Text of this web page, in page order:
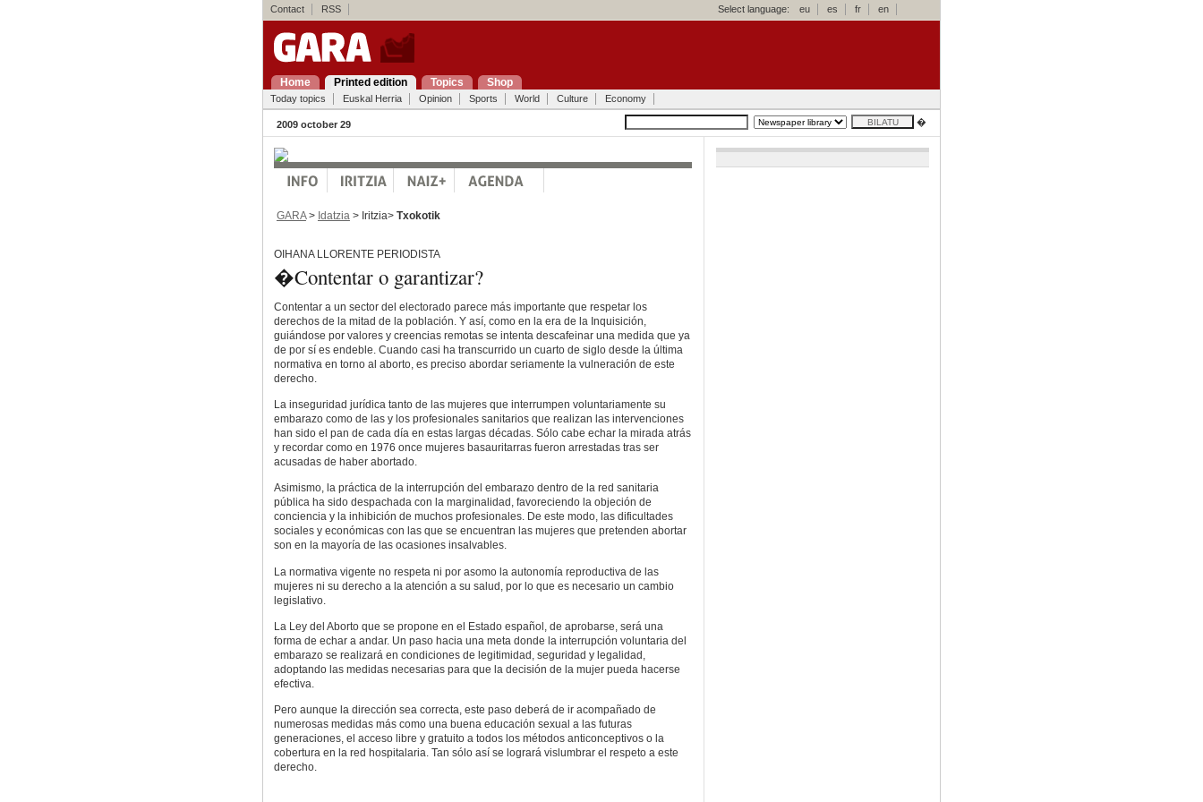
Contact RSS Select language: eu es fr en
Home Printed edition Topics Shop
Today topics Euskal Herria Opinion Sports World Culture Economy
2009 october 29 �
GARA> Idatzia > Iritzia> Txokotik
OIHANA LLORENTE PERIODISTA
�Contentar o garantizar?
Contentar a un sector del electorado parece más importante que respetar los
derechos de la mitad de la población. Y así, como en la era de la Inquisición,
guiándose por valores y creencias remotas se intenta descafeinar una medida que ya
de por sí es endeble. Cuando casi ha transcurrido un cuarto de siglo desde la última
normativa en torno al aborto, es preciso abordar seriamente la vulneración de este
derecho.
La inseguridad jurídica tanto de las mujeres que interrumpen voluntariamente su
embarazo como de las y los profesionales sanitarios que realizan las intervenciones
han sido el pan de cada día en estas largas décadas. Sólo cabe echar la mirada atrás
y recordar como en 1976 once mujeres basauritarras fueron arrestadas tras ser
acusadas de haber abortado.
Asimismo, la práctica de la interrupción del embarazo dentro de la red sanitaria
pública ha sido despachada con la marginalidad, favoreciendo la objeción de
conciencia y la inhibición de muchos profesionales. De este modo, las dificultades
sociales y económicas con las que se encuentran las mujeres que pretenden abortar
son en la mayoría de las ocasiones insalvables.
La normativa vigente no respeta ni por asomo la autonomía reproductiva de las
mujeres ni su derecho a la atención a su salud, por lo que es necesario un cambio
legislativo.
La Ley del Aborto que se propone en el Estado español, de aprobarse, será una
forma de echar a andar. Un paso hacia una meta donde la interrupción voluntaria del
embarazo se realizará en condiciones de legitimidad, seguridad y legalidad,
adoptando las medidas necesarias para que la decisión de la mujer pueda hacerse
efectiva.
Pero aunque la dirección sea correcta, este paso deberá de ir acompañado de
numerosas medidas más como una buena educación sexual a las futuras
generaciones, el acceso libre y gratuito a todos los métodos anticonceptivos o la
cobertura en la red hospitalaria. Tan sólo así se logrará vislumbrar el respeto a este
derecho.